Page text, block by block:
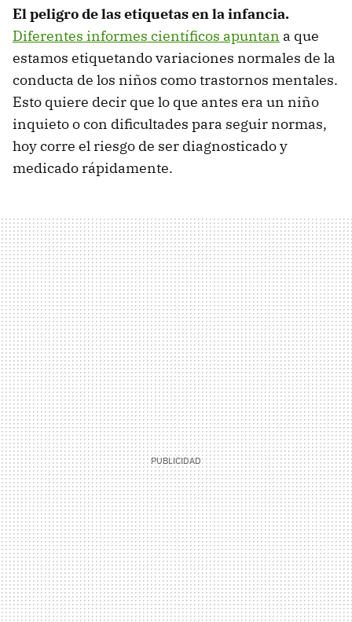
El peligro de las etiquetasen la infancia.
Diferentes informes científicos apuntan a que
estamos etiquetando variaciones normales de la
conducta de los niños como trastornos mentales.
Esto quiere decir que lo que antes era un niño
inquieto o con dificultades para seguir normas,
hoy corre el riesgo de ser diagnosticado y
medicado rápidamente.